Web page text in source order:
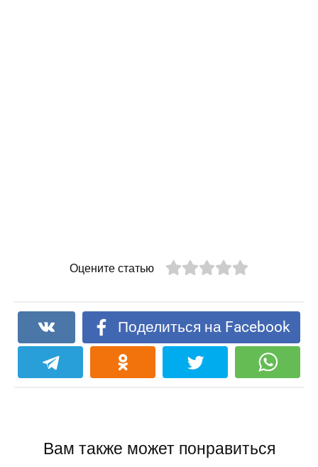
Оцените статью
Поделиться на Facebook
Вам также может понравиться